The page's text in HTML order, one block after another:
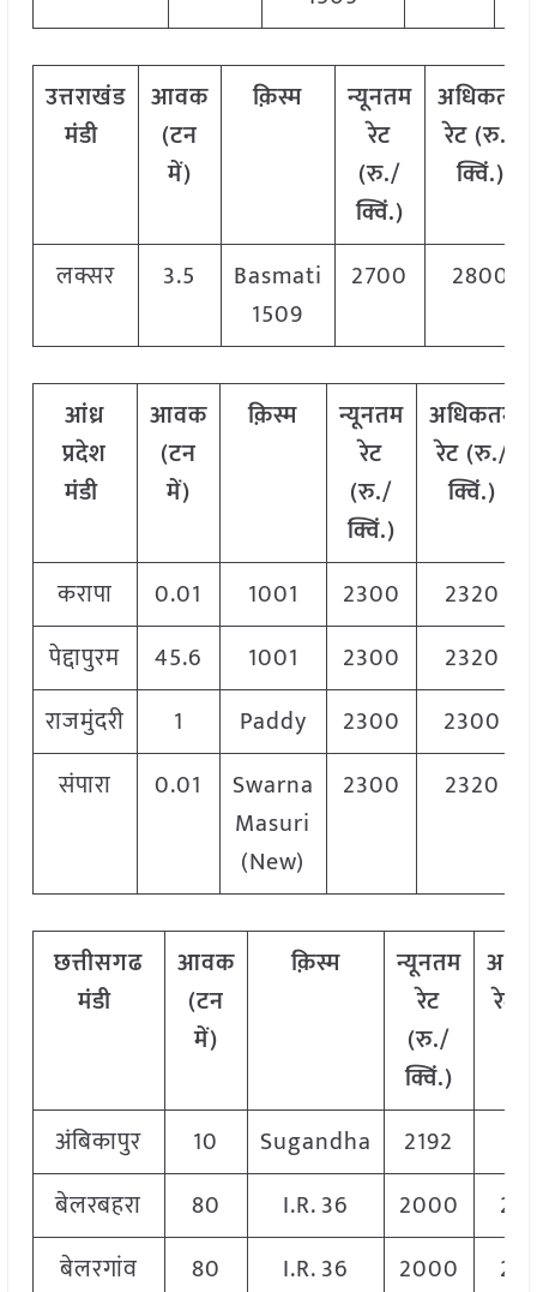
उत्तराखंड
मंडी
आवक
(टन
में)
क़िस्म
न्यूनतम
रेट
(रु./
क्विं.)
अधिकतम
रेट (रु./
क्विं.)
लक्सर 3.5
Basmati
1509
2700 2800
आंध्र
प्रदेश
मंडी
आवक
(टन
में)
क़िस्म
न्यूनतम
रेट
(रु./
क्विं.)
अधिकतम
रेट (रु./
क्विं.)
करापा 0.01 1001 2300
2320
पेद्दापुरम
45.6 1001 2300
2320
राजमुंदरी
1 Paddy 2300
2300
संपारा
0.01
Swarna
Masuri
(New)
2300 2320
छत्तीसगढ
मंडी
आवक
(टन
में)
क़िस्म
न्यूनतम
रेट
(रु./
क्विं.)
रेट
अंबिकापुर 10 Sugandha 2192
बेलरबहरा
80 I.R. 36 2000
बेलरगांव
80 I.R. 36 2000